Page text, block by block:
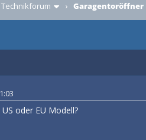
Technikforum › Garagentoröffner
oder EU Modell?